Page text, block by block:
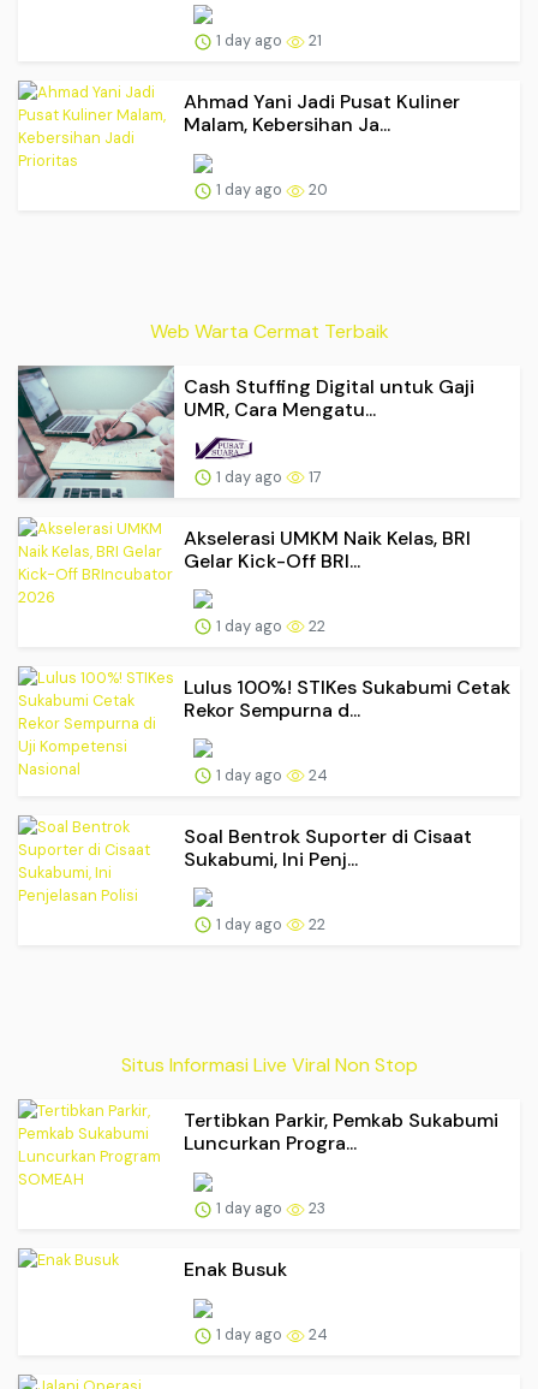
1 day ago 21
Ahmad Yani Jadi Pusat Kuliner
Malam, Kebersihan Ja...
1 day ago 20
Web Warta Cermat Terbaik
Cash Stuffing Digital untuk Gaji
UMR, Cara Mengatu...
1 day ago 17
Akselerasi UMKM Naik Kelas, BRI
Gelar Kick-Off BRI...
1 day ago 22
Lulus 100%! STIKes Sukabumi Cetak
Rekor Sempurna d...
1 day ago 24
Soal Bentrok Suporter di Cisaat
Sukabumi, Ini Penj...
1 day ago 22
Situs Informasi Live Viral Non Stop
Tertibkan Parkir, Pemkab Sukabumi
Luncurkan Progra...
1 day ago 23
Enak Busuk
1 day ago 24